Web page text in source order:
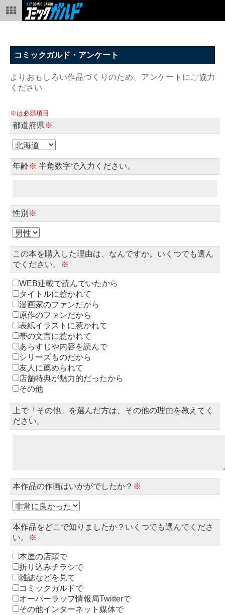
コミックガルド・アンケート
よりおもしろい作品づくりのため、アンケートにご協力
ください
※は必須項目
都道府県※
年齢※ 半角数字で入力ください。
性別 ※
この本を購入した理由は、なんですか。いくつでも選ん
でください。
※
WEB連載で読んでいたから
タイトルに惹かれて
漫画家のファンだから
原作のファンだから
表紙イラストに惹かれて
帯の文言に惹かれて
あらすじや内容を読んで
シリーズものだから
友人に薦められて
店舗特典が魅力的だったから
その他
上で「その他」を選んだ方は、その他の理由を教えてく
ださい。
本作品の作画はいかがでしたか？ ※
本作品をどこで知りましたか？いくつでも選んでくださ
い。
※
本屋の店頭で
折り込みチラシで
雑誌などを見て
コミックガルドで
オーバーラップ情報局Twitterで
その他インターネット媒体で